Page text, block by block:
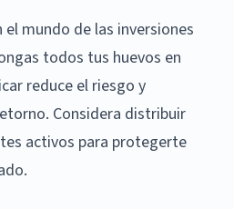
mundo de las inversiones
todos tus huevos en
reduce el riesgo y
Considera distribuir
activos para protegerte